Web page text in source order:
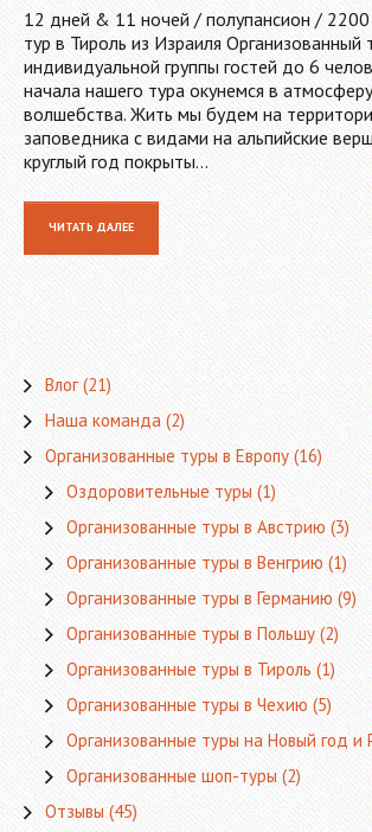
12 дней & 11 ночей / полупансион / 2200
тур в Тироль из Израиля Организованный
индивидуальной группы гостей до 6
начала нашего тура окунемся в
волшебства. Жить мы будем на
заповедника с видами на альпийские
круглый год покрыты…
ЧИТАТЬ ДАЛЕЕ
Влог(21)
Наша команда(2)
Организованные туры в Европу(16)
Оздоровительные туры(1)
Организованные туры в Австрию(3)
Организованные туры в Венгрию(1)
Организованные туры в Германию(9)
Организованные туры в Польшу(2)
Организованные туры в Тироль(1)
Организованные туры в Чехию(5)
Организованные туры на Новый год и
Организованные шоп-туры(2)
Отзывы(45)